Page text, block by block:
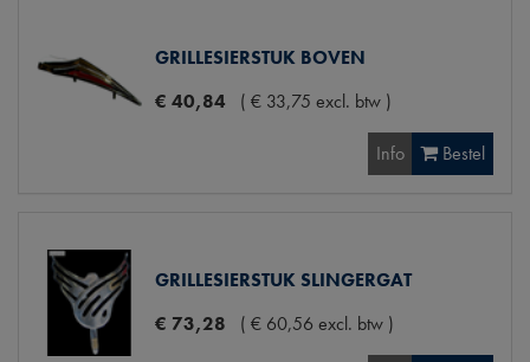
GRILLESIERSTUK BOVEN
€ 40,84 ( € 33,75 excl. btw )
Info Bestel
GRILLESIERSTUK SLINGERGAT
€ 73,28 ( € 60,56 excl. btw )